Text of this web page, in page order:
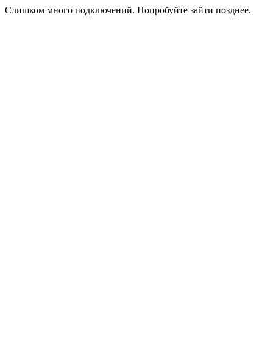
Слишком много подключений. Попробуйте зайти позднее.